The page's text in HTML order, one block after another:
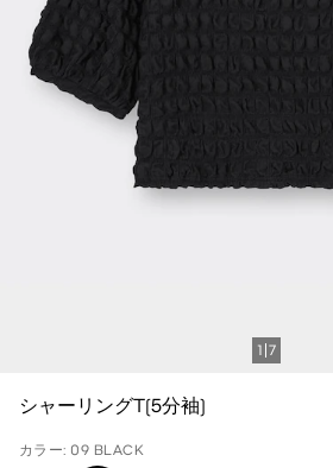
1 7
シャーリングT(5分袖)
カラー: 09 BLACK